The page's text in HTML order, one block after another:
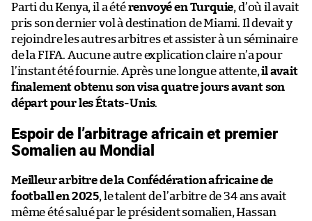
Parti du Kenya, il a étérenvoyé en Turquie, d’où il avait
pris son dernier vol à destination de Miami. Il devait y
rejoindre les autres arbitres et assister à un séminaire
de la FIFA. Aucune autre explication claire n’a pour
l’instant été fournie. Après une longue attente,il avait
finalement obtenu son visa quatre jours avant son
départ pour les États-Unis.
Espoir de l’arbitrage africain et premier
Somalien au Mondial
Meilleur arbitre de la Confédération africaine de
football en 2025, le talent de l’arbitre de 34 ans avait
même été salué par le président somalien, Hassan